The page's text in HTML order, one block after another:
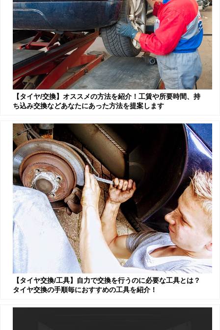
【タイヤ/交換】オススメの方法を紹介！工賃や所要時間、持
ち込み交換などあなたにあった方法を提案します
【タイヤ交換/工具】自力で交換を行うのに必要な工具とは？
タイヤ交換の手順毎におすすめの工具を紹介！